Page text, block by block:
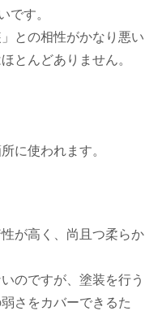
です。
との相性がかなり悪い
とんどありません。
に使われます。
が高く、尚且つ柔らか
のですが、塗装を行う
さをカバーできるた